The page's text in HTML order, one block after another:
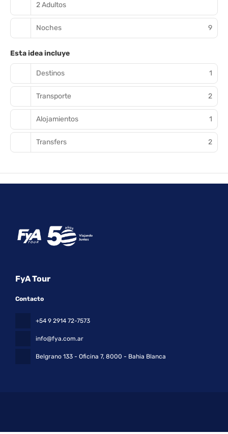
2 Adultos
Noches 9
Esta idea incluye
Destinos 1
Transporte 2
Alojamientos 1
Transfers 2
FyA Tour
Contacto
+54 9 2914 72-7573
info@fya.com.ar
Belgrano 133 - Oficina 7, 8000 - Bahia Blanca